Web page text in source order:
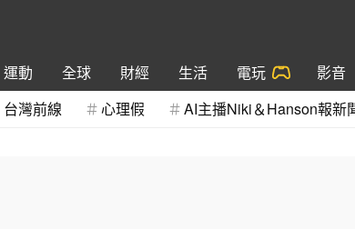
運動 全球 財經 生活 電玩 影音
台灣前線 心理假 AI主播Niki＆Hanson報新